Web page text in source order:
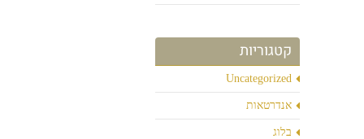
קטגוריות
Uncategorized
אנדרטאות
בלוג